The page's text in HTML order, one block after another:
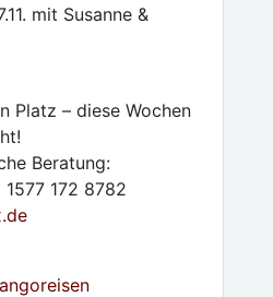
mit Susanne &
Platz – diese Wochen
Beratung:
172 8782